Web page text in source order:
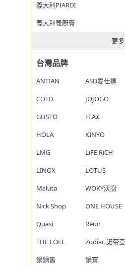
義大利PIARDI
義大利義廚寶
更多
台灣品牌
ANTIAN
ASD愛仕達
COTD
JOJOGO
GUSTO
H.A.C
HOLA
KINYO
LMG
LiFE RiCH
LINOX
LOTUS
Maluta
WOKY沃廚
Nick Shop
ONE HOUSE
Quasi
Reun
THE LOEL
Zodiac 諾帝亞
鍋鍋窖
鍋寶